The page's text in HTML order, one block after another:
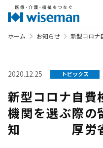
ホーム お知らせ 新型コロ
2020.12.25 トピックス
新型コロナ自費
機関を選ぶ際の
知 厚労